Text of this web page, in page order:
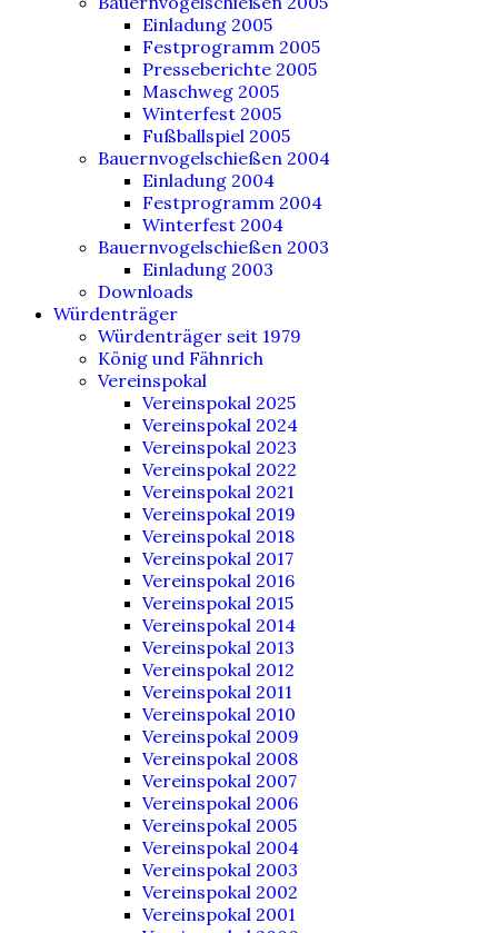
Einladung 2005
Festprogramm 2005
Presseberichte 2005
Maschweg 2005
Winterfest 2005
Fußballspiel 2005
Bauernvogelschießen 2004
Einladung 2004
Festprogramm 2004
Winterfest 2004
Bauernvogelschießen 2003
Einladung 2003
Downloads
Würdenträger
Würdenträger seit 1979
König und Fähnrich
Vereinspokal
Vereinspokal 2025
Vereinspokal 2024
Vereinspokal 2023
Vereinspokal 2022
Vereinspokal 2021
Vereinspokal 2019
Vereinspokal 2018
Vereinspokal 2017
Vereinspokal 2016
Vereinspokal 2015
Vereinspokal 2014
Vereinspokal 2013
Vereinspokal 2012
Vereinspokal 2011
Vereinspokal 2010
Vereinspokal 2009
Vereinspokal 2008
Vereinspokal 2007
Vereinspokal 2006
Vereinspokal 2005
Vereinspokal 2004
Vereinspokal 2003
Vereinspokal 2002
Vereinspokal 2001